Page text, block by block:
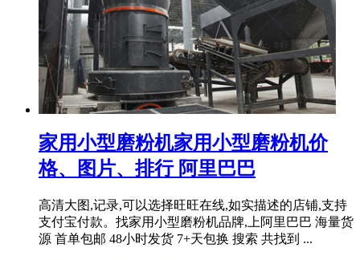
家用小型磨粉机家用小型磨粉机价
格、图片、排行 阿里巴巴
高清大图,记录,可以选择旺旺在线,如实描述的店铺,支持
支付宝付款。找家用小型磨粉机品牌,上阿里巴巴 海量货
源 首单包邮 48小时发货 7+天包换 搜索 共找到 ...